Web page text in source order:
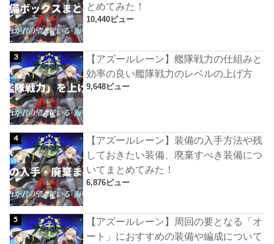
とめてみた！
10,440ビュー
【アズールレーン】艦隊戦力の仕組みと
効率の良い艦隊戦力のレベルの上げ方
9,648ビュー
【アズールレーン】装備の入手方法や残
しておきたい装備、廃棄すべき装備につ
いてまとめてみた！
6,876ビュー
【アズールレーン】周回の要となる「オ
ート」におすすめの装備や編成について